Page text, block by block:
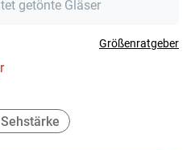
getönte Gläser
Größenratgeber